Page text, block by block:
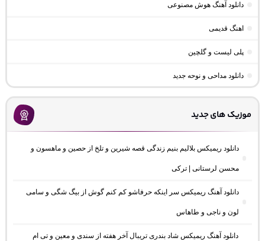
دانلود آهنگ هوش مصنوعی
اهنگ قدیمی
پلی لیست و گلچین
دانلود مداحی و نوحه جدید
موزیک های جدید
دانلود ریمیکس بلالیم بنیم زندگی قصه شیرین و تلخ از حصین و ماهسون و
محسن لرستانی | ترکی
دانلود آهنگ ریمیکس سر اینکه حرفاشو کم کنم گوش از بیگ شگی و سامی
لون و ناجی و طاهاس
دانلود آهنگ ریمیکس شاد بندری تریبال آخر هفته از سندی و معین و تی ام